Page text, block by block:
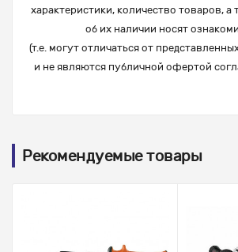
характеристики, количество товаров,
об их наличии носят
(т.е. могут отличаться от
и не являются публичной офертой
Рекомендуемые товары